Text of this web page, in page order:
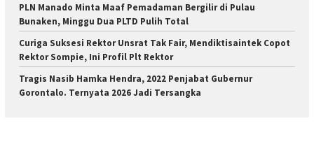
PLN Manado Minta Maaf Pemadaman Bergilir di Pulau
Bunaken, Minggu Dua PLTD Pulih Total
Curiga Suksesi Rektor Unsrat Tak Fair, Mendiktisaintek Copot
Rektor Sompie, Ini Profil Plt Rektor
Tragis Nasib Hamka Hendra, 2022 Penjabat Gubernur
Gorontalo. Ternyata 2026 Jadi Tersangka